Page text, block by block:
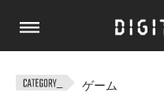
ゲーム